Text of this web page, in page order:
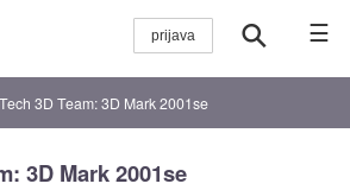
☰
3D Team: 3D Mark 2001se
3D Mark 2001se